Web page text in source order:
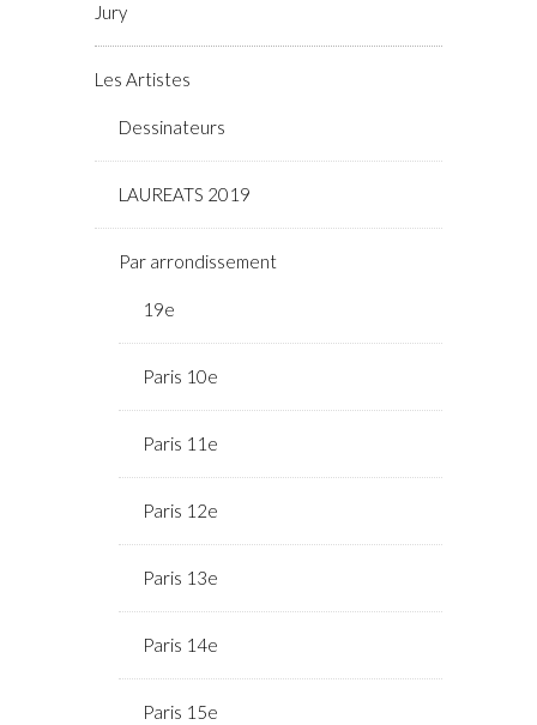
Jury
Les Artistes
Dessinateurs
LAUREATS 2019
Par arrondissement
19e
Paris 10e
Paris 11e
Paris 12e
Paris 13e
Paris 14e
Paris 15e